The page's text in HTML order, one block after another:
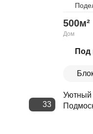
33
500м²
Дом
Под
Уютный